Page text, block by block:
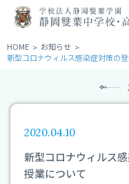
学
校
法
人
雙
HOME > お知らせ >
新型コロナウィルス感染症対策の
2020.04.10
新型コロナウィルス
授業について